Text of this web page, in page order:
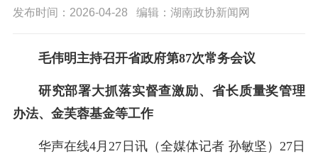
发布时间：2026-04-28 编辑：湖南政协新闻网
毛伟明主持召开省政府第87次常务会议
研究部署大抓落实督查激励、省长质量奖管理
办法、金芙蓉基金等工作
华声在线4 月 27 日讯（全媒体记者 孙敏坚） 27日